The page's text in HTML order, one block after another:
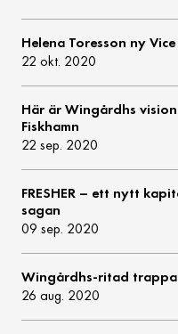
Helena Toresson ny
22 okt. 2020
Här är Wingårdhs
Fiskhamn
22 sep. 2020
FRESHER – ett nytt
sagan
09 sep. 2020
Wingårdhs-ritad
26 aug. 2020